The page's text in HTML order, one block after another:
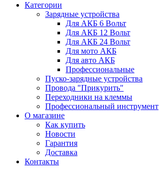
Категории
Зарядные устройства
Для АКБ 6 Вольт
Для АКБ 12 Вольт
Для АКБ 24 Вольт
Для мото АКБ
Для авто АКБ
Профессиональные
Пуско-зарядные устройства
Провода "Прикурить"
Переходники на клеммы
Профессиональный инструмент
О магазине
Как купить
Новости
Гарантия
Доставка
Контакты